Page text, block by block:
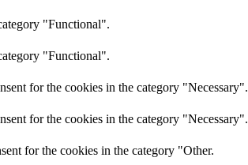
"Functional".
"Functional".
for the cookies in the category "Necessary".
for the cookies in the category "Necessary".
for the cookies in the category "Other.